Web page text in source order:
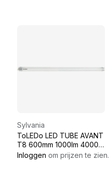
Sylvania
ToLEDo LED TUBE AVANT
T8 600mm 1000lm 4000K
50K
Inloggen om prijzen te zien.